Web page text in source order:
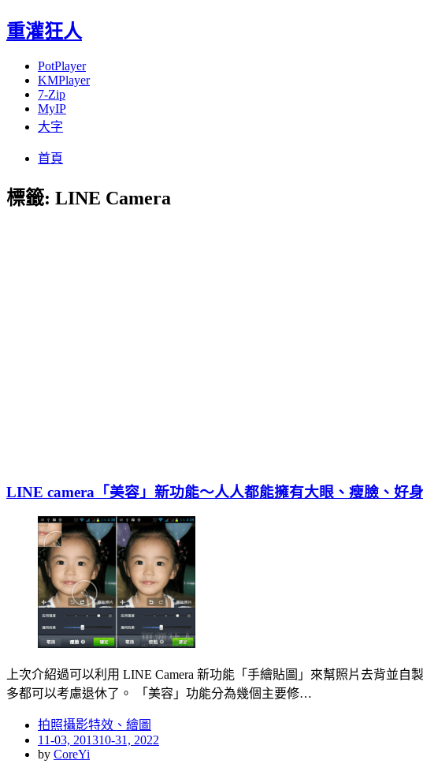
重灌狂人
PotPlayer
KMPlayer
7-Zip
MyIP
大字
首頁
標籤: LINE Camera
LINE camera「美容」新功能～人人都能擁有大眼、瘦臉、好
上次介紹過可以利用 LINE Camera 新功能「手繪貼圖」來幫照片去背並
多都可以考慮退休了。 「美容」功能分為幾個主要修…
拍照攝影特效、繪圖
Posted
on
11-03, 201310-31, 2022
by CoreYi